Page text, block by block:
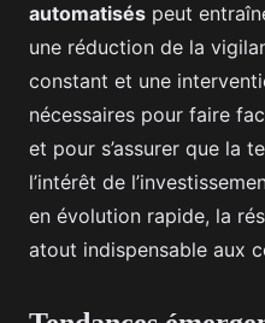
automatisés peut
une réduction de la
constant et une
nécessaires pour faire
et pour s’assurer que la
l’intérêt de
en évolution rapide, la
atout indispensable aux